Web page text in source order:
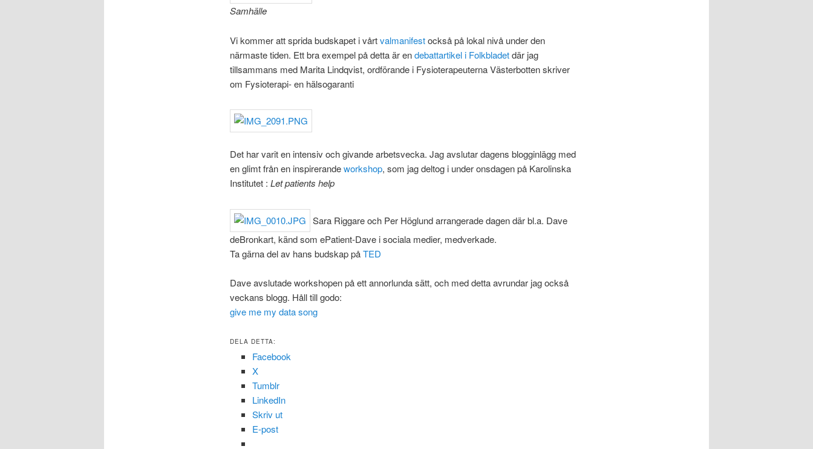
Samhälle
Vi kommer att sprida budskapet i vårtvalmanifestockså på lokal nivå under den
närmaste tiden. Ett bra exempel på detta är endebattartikel i Folkbladetdär jag
tillsammans med Marita Lindqvist, ordförande i Fysioterapeuterna Västerbotten skriver
om Fysioterapi- en hälsogaranti
Det har varit en intensiv och givande arbetsvecka. Jag avslutar dagens blogginlägg med
en glimt från en inspirerandeworkshop, som jag deltog i under onsdagen på Karolinska
Institutet : Let patients help
Sara Riggare och Per Höglund arrangerade dagen där bl.a. Dave
deBronkart, känd som ePatient-Dave i sociala medier, medverkade.
Ta gärna del av hans budskap påTED
Dave avslutade workshopen på ett annorlunda sätt, och med detta avrundar jag också
veckans blogg. Håll till godo:
give me my data song
DELA DETTA:
Facebook
X
Tumblr
LinkedIn
Skriv ut
E-post